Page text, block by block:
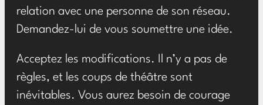
relation avec une personne de son réseau.
Demandez-lui de vous soumettre une idée.
Acceptez les modifications. Il n’y a pas de
règles, et les coups de théâtre sont
inévitables. Vous aurez besoin de courage